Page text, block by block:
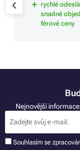
rychlé
snadné
férové ceny
Nejnovější
Souhlasím se